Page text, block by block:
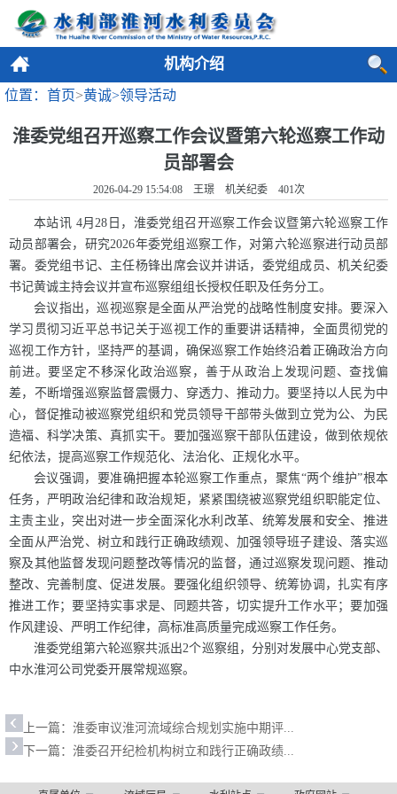
机构介绍
位置：首页>黄诚>领导活动
淮委党组召开巡察工作会议暨第六轮巡察工作动
员部署会
2026-04-29 15:54:08 王璟 机关纪委 401次
本站讯 4月28日，淮委党组召开巡察工作会议暨第六轮巡察工作
动员部署会，研究2026年委党组巡察工作，对第六轮巡察进行动员部
署。委党组书记、主任杨锋出席会议并讲话，委党组成员、机关纪委
书记黄诚主持会议并宣布巡察组组长授权任职及任务分工。
会议指出，巡视巡察是全面从严治党的战略性制度安排。要深入
学习贯彻习近平总书记关于巡视工作的重要讲话精神，全面贯彻党的
巡视工作方针，坚持严的基调，确保巡察工作始终沿着正确政治方向
前进。要坚定不移深化政治巡察，善于从政治上发现问题、查找偏
差，不断增强巡察监督震慑力、穿透力、推动力。要坚持以人民为中
心，督促推动被巡察党组织和党员领导干部带头做到立党为公、为民
造福、科学决策、真抓实干。要加强巡察干部队伍建设，做到依规依
纪依法，提高巡察工作规范化、法治化、正规化水平。
会议强调，要准确把握本轮巡察工作重点，聚焦“两个维护”根本
任务，严明政治纪律和政治规矩，紧紧围绕被巡察党组织职能定位、
主责主业，突出对进一步全面深化水利改革、统筹发展和安全、推进
全面从严治党、树立和践行正确政绩观、加强领导班子建设、落实巡
察及其他监督发现问题整改等情况的监督，通过巡察发现问题、推动
整改、完善制度、促进发展。要强化组织领导、统筹协调，扎实有序
推进工作；要坚持实事求是、同题共答，切实提升工作水平；要加强
作风建设、严明工作纪律，高标准高质量完成巡察工作任务。
淮委党组第六轮巡察共派出2个巡察组，分别对发展中心党支部、
中水淮河公司党委开展常规巡察。
上一篇： 淮委审议淮河流域综合规划实施中期评...
下一篇： 淮委召开纪检机构树立和践行正确政绩...